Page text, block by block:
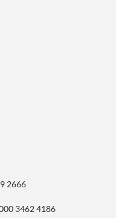
2666
3462 4186